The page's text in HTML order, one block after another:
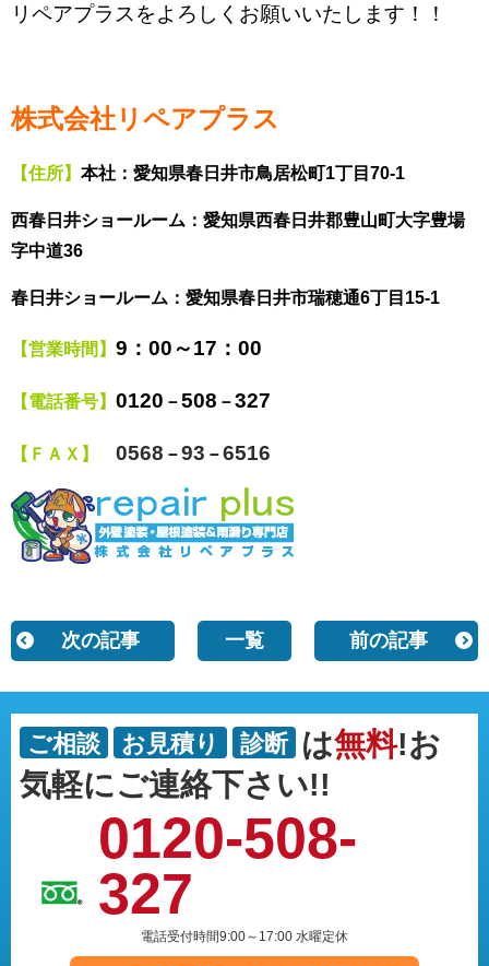
リペアプラスをよろしくお願いいたします！！
株式会社リペアプラス
【住所】 本社：愛知県春日井市鳥居松町1丁目70-1
西春日井ショールーム：愛知県西春日井郡豊山町大字豊場
字中道36
春日井ショールーム：愛知県春日井市瑞穂通6丁目15-1
【営業時間】 9 ：00～17：00
【電話番号】 0120 －508 －327
【ＦＡＸ】 0568 －93 －6516
次の記事 一覧 前の記事
ご相談 お見積り 診断 は無料!お
気軽にご連絡下さい!!
0120-508-
327
電話受付時間9:00～17:00 水曜定休